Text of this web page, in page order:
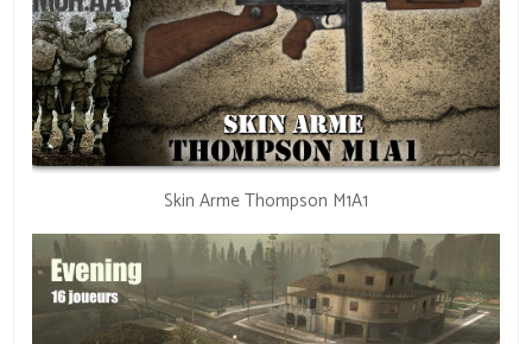
Skin Arme Thompson M1A1